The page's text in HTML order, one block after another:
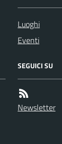
Luoghi
Eventi
SEGUICI SU
Newsletter